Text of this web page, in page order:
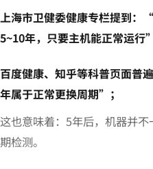
上海市卫健委健康专栏提到：
5~10年，只要主机能正常运行”
百度健康、知乎等科普页面普
年属于正常更换周期”；
这也意味着：5年后，机器并
期检测。